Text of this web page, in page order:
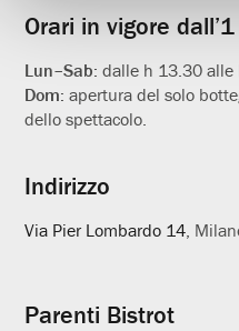
Orari in vigore
Lun–Sab:dalle h 13.30 alle
Dom:apertura del solo
dello spettacolo.
Indirizzo
Via Pier Lombardo 14 ,
Parenti Bistrot